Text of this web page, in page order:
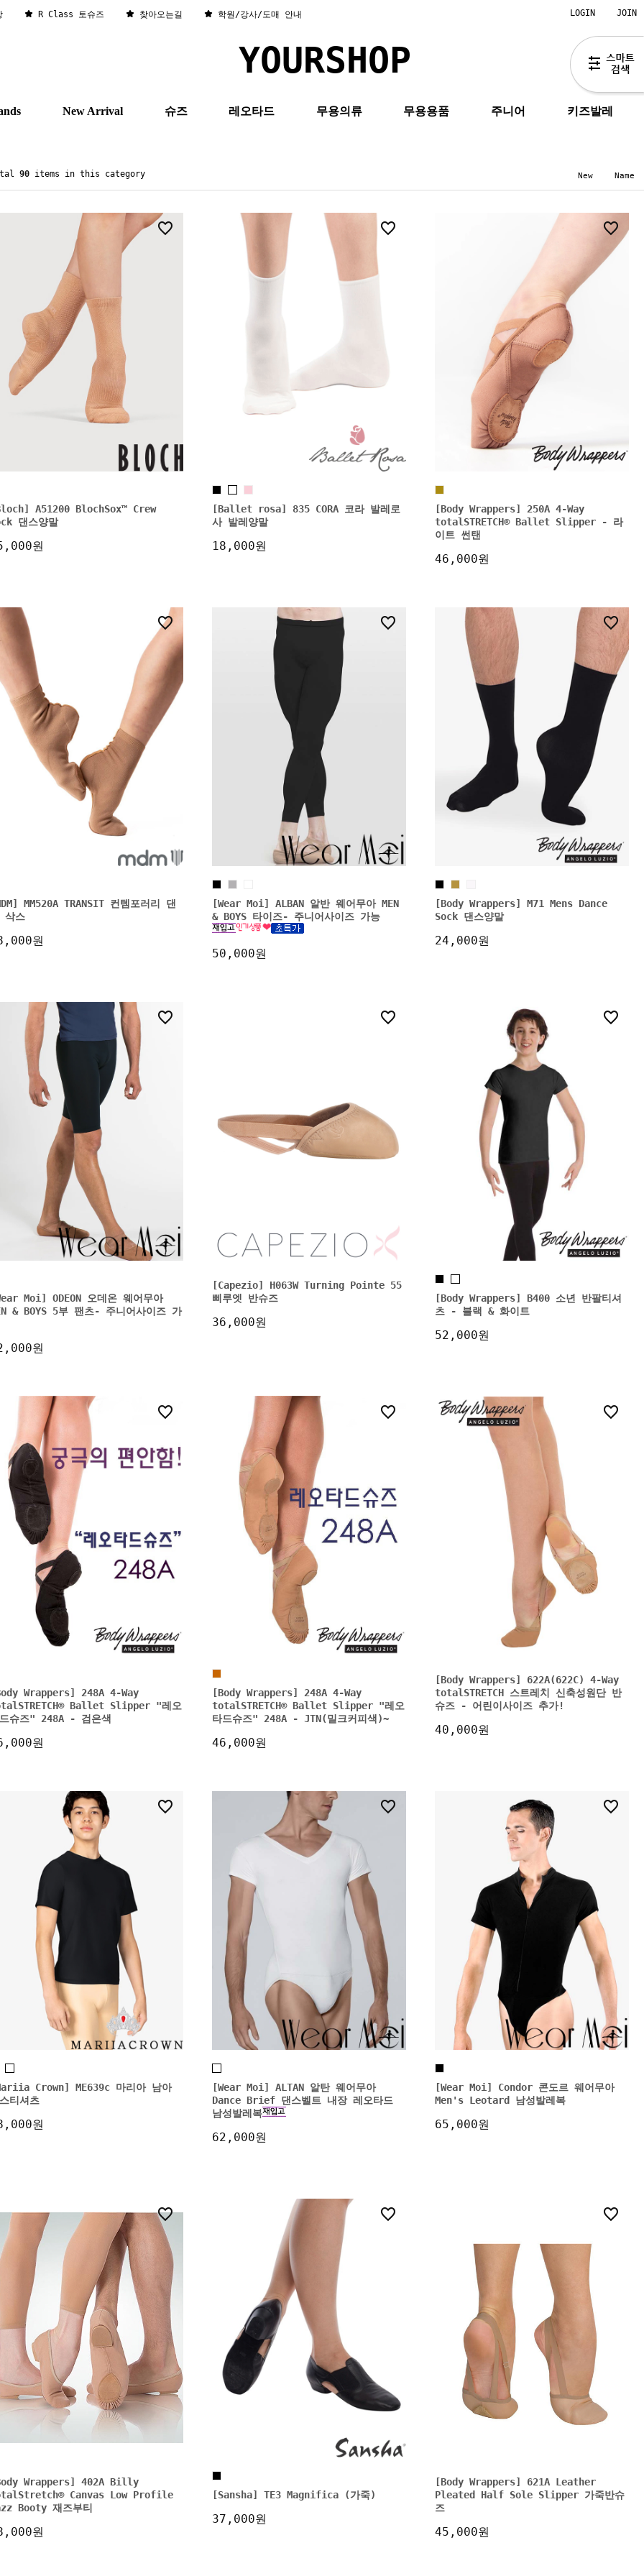
R Class 토슈즈 찾아오는길 학원/강사/도매 안내 LOGIN JOIN
YOURSHOP
New Arrival 슈즈 레오타드 무용의류 무용용품 주니어 키즈발레
90items in this category New Name
A51200 BlochSox™ Crew
댄스양말
원
[Ballet rosa] 835 CORA 코라 발레로
사 발레양말
18,000원
7
[Body Wrappers] 250A 4-Way
totalSTRETCH® Ballet Slipper - 라
이트 썬탠
46,000원
7
MM520A TRANSIT 컨템포러리 댄
삭스
원
[Wear Moi] ALBAN 알반 웨어무아 MEN
& BOYS 타이즈- 주니어사이즈 가능
50,000원
1
[Body Wrappers] M71 Mens Dance
Sock 댄스양말
24,000원
Moi] ODEON 오데온 웨어무아
& BOYS 5부 팬츠- 주니어사이즈 가
원
[Capezio] H063W Turning Pointe 55
삐루엣 반슈즈
36,000원
[Body Wrappers] B400 소년 반팔티셔
츠 - 블랙 & 화이트
52,000원
Wrappers] 248A 4-Way
Ballet Slipper "레오
슈즈" 248A - 검은색
원
[Body Wrappers] 248A 4-Way
totalSTRETCH® Ballet Slipper "레오
타드슈즈" 248A - JTN(밀크커피색)~
46,000원
[Body Wrappers] 622A(622C) 4-Way
totalSTRETCH 스트레치 신축성원단 반
슈즈 - 어린이사이즈 추가!
40,000원
Crown] ME639c 마리아 남아
티셔츠
원
[Wear Moi] ALTAN 알탄 웨어무아
Dance Brief 댄스벨트 내장 레오타드
남성발레복
62,000원
[Wear Moi] Condor 콘도르 웨어무아
Men's Leotard 남성발레복
65,000원
3
Wrappers] 402A Billy
Canvas Low Profile
Booty 재즈부티
원
[Sansha] TE3 Magnifica (가죽)
37,000원
[Body Wrappers] 621A Leather
Pleated Half Sole Slipper 가죽반슈
즈
45,000원